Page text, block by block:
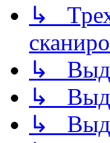
↳
↳
↳
↳